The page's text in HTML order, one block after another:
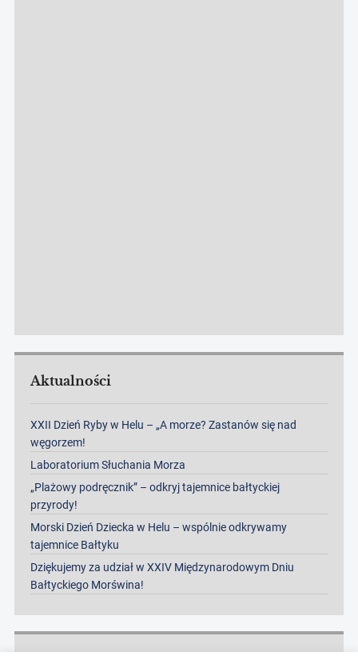
Aktualności
XXII Dzień Ryby w Helu – „A morze? Zastanów się nad
węgorzem!
Laboratorium Słuchania Morza
„Plażowy podręcznik” – odkryj tajemnice bałtyckiej
przyrody!
Morski Dzień Dziecka w Helu – wspólnie odkrywamy
tajemnice Bałtyku
Dziękujemy za udział w XXIV Międzynarodowym Dniu
Bałtyckiego Morświna!